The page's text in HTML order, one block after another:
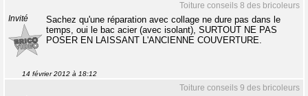
Toiture conseils 8 des bricoleurs
Invité
Sachez qu'une réparation avec collage ne dure pas dans le
temps, oui le bac acier (avec isolant), SURTOUT NE PAS
POSER EN LAISSANT L'ANCIENNE COUVERTURE.
14 février 2012 à 18:12
Toiture conseils 9 des bricoleurs